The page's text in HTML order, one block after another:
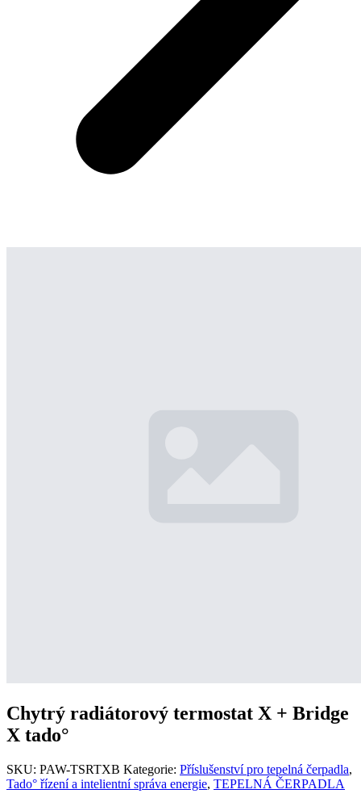
Chytrý radiátorový termostat X + Bridge
X tado°
SKU: PAW-TSRTXB Kategorie: Příslušenství pro tepelná čerpadla,
Tado° řízení a intelientní správa energie, TEPELNÁ ČERPADLA